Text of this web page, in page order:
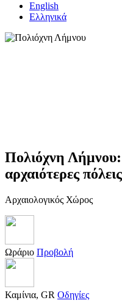
English
Ελληνικά
Πολιόχνη
αρχαιότερες
Αρχαιολογικός Χώρος
Ωράριο Προβολή
Καμίνια, GR Οδηγίες